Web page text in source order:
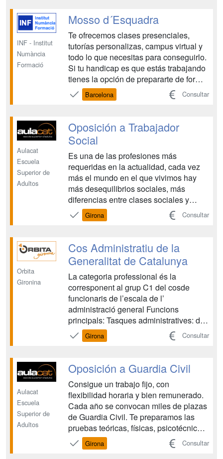
un trabajo que te ofrecerá mayores
recompensas, tanto a ...
INF - Institut
Numància
Formació
Mosso d´Esquadra
Te ofrecemos clases presenciales,
tutorías personalizas, campus virtual y
todo lo que necesitas para conseguirlo.
Si tu handicap es que estás trabajando
tienes la opción de prepararte de forma
semi-presencial u online. Institut
Numància Formació te ofrece la mejor
objetivo, SER MOSSO D’ESQUADRA.
Para ello, dis...
Barcelona Consultar
Aulacat
Escuela
Superior de
Adultos
Oposición a Trabajador
Social
Es una de las profesiones más
requeridas en la actualidad, cada vez
más el mundo en el que vivimos hay
más desequilibrios sociales, más
diferencias entre clases sociales y
estatus o grupos. Las mujeres
maltratadas, los menores, la
.. Son problemas que necesitan una
solución, tiene que haber alguien que
se ocup...
Girona Consultar
Orbita
Gironina
Cos Administratiu de la
Generalitat de Catalunya
La categoria professional és la
corresponent al grup C1 del cosde
funcionaris de l’escala de l’
administració general Funcions
principals: Tasques administratives: de
collaboració, preparatòries o derivades
de la gestió administrativa de caràcter
documentació. La preparació de la
redacció de documents que, per la ...
Girona Consultar
Aulacat
Escuela
Superior de
Adultos
Oposición a Guardia Civil
Consigue un trabajo fijo, con
flexibilidad horaria y bien remunerado.
Cada año se convocan miles de plazas
de Guardia Civil. Te preparamos las
pruebas teóricas, físicas, psicotécnicas
y la entrevista personal. Con simulacros
de exámenes reales de otras
Girona Consultar